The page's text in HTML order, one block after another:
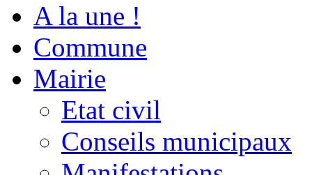
A la une !
Commune
Mairie
Etat civil
Conseils municipaux